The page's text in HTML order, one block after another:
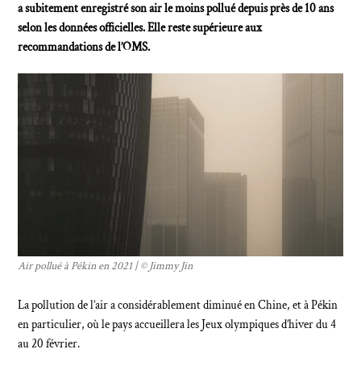
a subitement enregistré son air le moins pollué depuis près de 10 ans
selon les données officielles. Elle reste supérieure aux
recommandations de l’OMS.
Air pollué à Pékin en 2021 | © Jimmy Jin
La pollution de l’air a considérablement diminué en Chine, et à Pékin
en particulier, où le pays accueillera les Jeux olympiques d’hiver du 4
au 20 février.